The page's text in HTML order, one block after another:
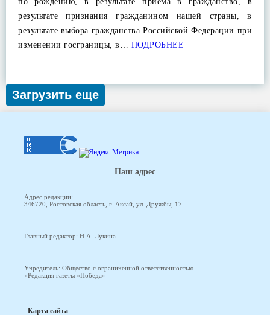
результате признания гражданином нашей страны, в
результате выбора гражданства Российской Федерации при
изменении госграницы, в… ПОДРОБНЕЕ
Загрузить еще
Наш адрес
Адрес редакции:
346720, Ростовская область, г. Аксай, ул. Дружбы, 17
Главный редактор: Н.А. Лукина
Учредитель: Общество с ограниченной ответственностью
«Редакция газеты «Победа»
Карта сайта